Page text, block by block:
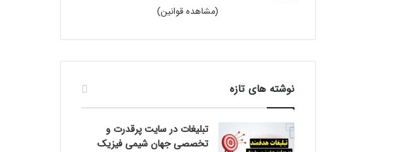
(مشاهده قوانین)
نوشته های تازه
تبلیغات در سایت پرقدرت و
تخصصی جهان شیمی فیزیک